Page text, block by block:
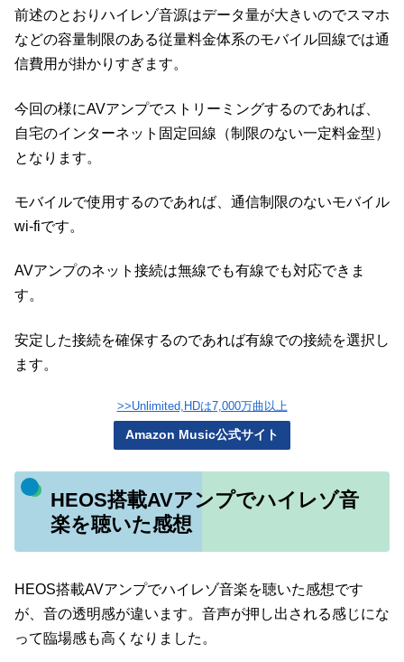
前述のとおりハイレゾ音源はデータ量が大きいのでスマホ
などの容量制限のある従量料金体系のモバイル回線では通
信費用が掛かりすぎます。
今回の様にAVアンプでストリーミングするのであれば、
自宅のインターネット固定回線（制限のない一定料金型）
となります。
モバイルで使用するのであれば、通信制限のないモバイル
wi-fiです。
AVアンプのネット接続は無線でも有線でも対応できま
す。
安定した接続を確保するのであれば有線での接続を選択し
ます。
>>Unlimited,HDは7,000万曲以上
Amazon Music公式サイト
HEOS搭載AVアンプでハイレゾ音
楽を聴いた感想
HEOS搭載AVアンプでハイレゾ音楽を聴いた感想です
が、音の透明感が違います。音声が押し出される感じにな
って臨場感も高くなりました。